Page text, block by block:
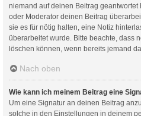
niemand auf deinen Beitrag
oder Moderator deinen Beitrag
sie es für nötig halten, eine Notiz
überarbeitet wurde. Bitte beachte, dass
löschen können, wenn bereits jemand
Nach oben
Wie kann ich meinem Beitrag eine
Um eine Signatur an deinen Beitrag
solche in den Einstellungen in deinem